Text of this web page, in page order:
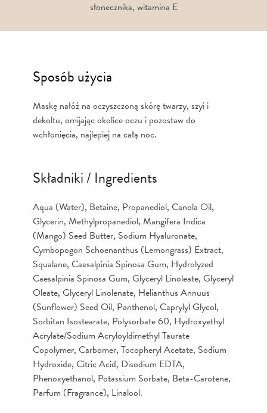
słonecznika, witamina E
Sposób użycia
Maskę nałóż na oczyszczoną skórę twarzy, szyi i
dekoltu, omijając okolice oczu i pozostaw do
wchłonięcia, najlepiej na całą noc.
Składniki / Ingredients
Aqua (Water), Betaine, Propanediol, Canola Oil,
Glycerin, Methylpropanediol, Mangifera Indica
(Mango) Seed Butter, Sodium Hyaluronate,
Cymbopogon Schoenanthus (Lemongrass) Extract,
Squalane, Caesalpinia Spinosa Gum, Hydrolyzed
Caesalpinia Spinosa Gum, Glyceryl Linoleate, Glyceryl
Oleate, Glyceryl Linolenate, Helianthus Annuus
(Sunflower) Seed Oil, Panthenol, Caprylyl Glycol,
Sorbitan Isostearate, Polysorbate 60, Hydroxyethyl
Acrylate/Sodium Acryloyldimethyl Taurate
Copolymer, Carbomer, Tocopheryl Acetate, Sodium
Hydroxide, Citric Acid, Disodium EDTA,
Phenoxyethanol, Potassium Sorbate, Beta-Carotene,
Parfum (Fragrance), Linalool.